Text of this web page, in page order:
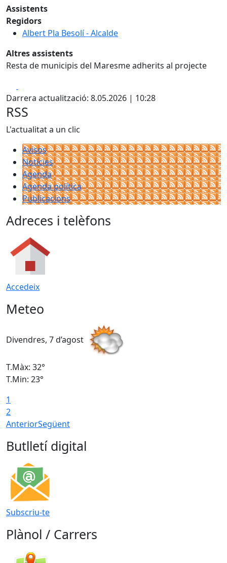
Assistents
Regidors
Albert Pla Besolí - Alcalde
Altres assistents
Resta de municipis del Maresme adherits al projecte
Darrera actualització: 8.05.2026 | 10:28
RSS
L'actualitat a un clic
Avisos
Notícies
Agenda
Agenda política
Publicacions
Adreces i telèfons
Accedeix
Meteo
Divendres, 7 d’agost
T.Màx: 32°
T.Min: 23°
1
2
AnteriorSegüent
Butlletí digital
Subscriu-te
Plànol / Carrers